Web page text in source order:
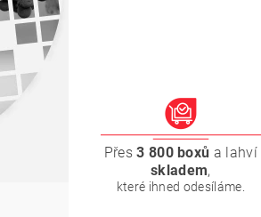
Přes3 800 boxů a lahví
skladem,
které ihned odesíláme.